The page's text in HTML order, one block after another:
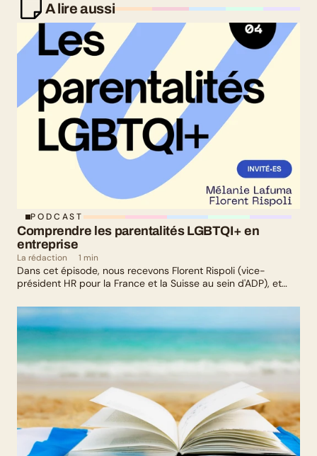
A lire aussi
PODCAST
Comprendre les parentalités LGBTQI+ en
entreprise
La rédaction 1 min
Dans cet épisode, nous recevons Florent Rispoli (vice-
président HR pour la France et la Suisse au sein d'ADP), et
leurs parcours de parents LGBTQ+.